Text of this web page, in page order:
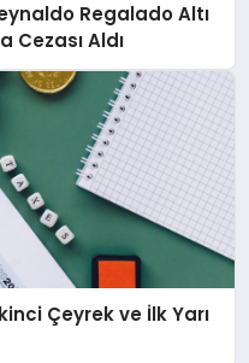
Regalado Altı
Cezası Aldı
Çeyrek ve İlk Yarı